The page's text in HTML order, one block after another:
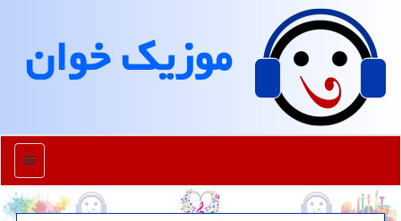
موزیك خوان
منو